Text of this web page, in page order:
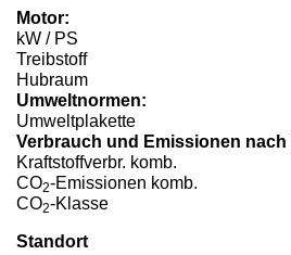
Motor:
kW / PS
Treibstoff
Hubraum
Umweltnormen:
Umweltplakette
Verbrauch und Emissionen nach
Kraftstoffverbr. komb.
CO2-Emissionen komb.
CO2-Klasse
Standort